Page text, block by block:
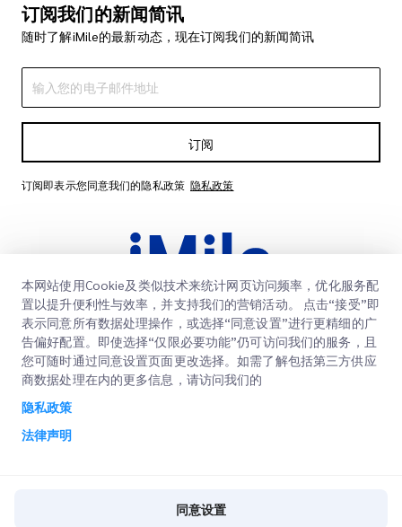
订阅我们的新闻简讯
随时了解iMile的最新动态，现在订阅我们的新闻简讯
订阅
订阅即表示您同意我们的隐私政策 隐私政策
快速链接
办公地点
获取报价
企业
关于我们
我们的服务
本网站使用Cookie及类似技术来统计网页访问频率，优化服务配
置以提升便利性与效率，并支持我们的营销活动。 点击“接受”即
表示同意所有数据处理操作，或选择“同意设置”进行更精细的广
告偏好配置。即使选择“仅限必要功能”仍可访问我们的服务，且
您可随时通过同意设置页面更改选择。如需了解包括第三方供应
商数据处理在内的更多信息，请访问我们的
隐私政策
法律声明
同意设置